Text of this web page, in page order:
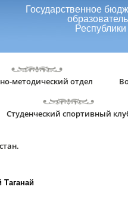
Государственное
методический отдел
Студенческий спортивный
Таганай